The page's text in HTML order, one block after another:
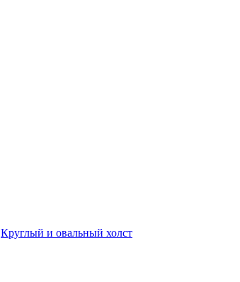
Круглый и овальный холст